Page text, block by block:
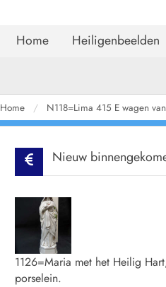
Home Heiligenbeelden
Home N118=Lima 415 E wagen
Nieuw
1126=Maria met het Heilig
porselein.